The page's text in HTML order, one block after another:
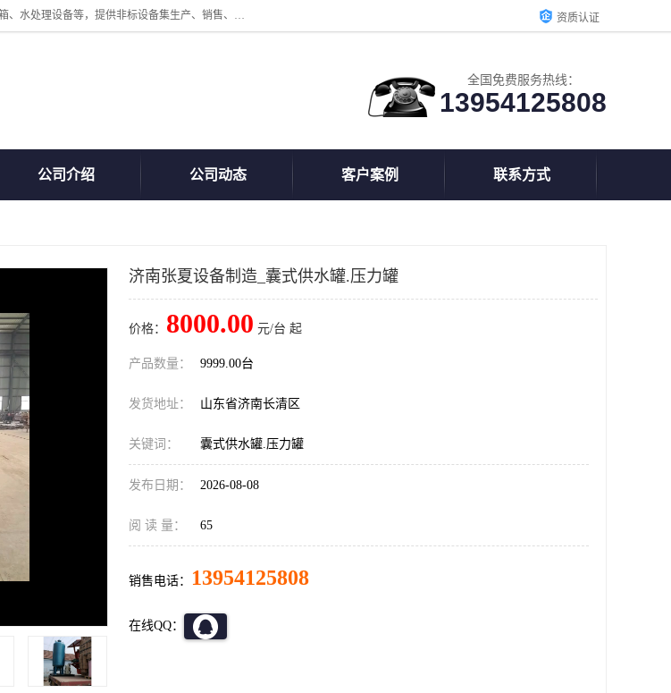
公司主营换热器.换热设备、供水设备，核心产品涵盖：管壳式换热器、换热机组、不锈钢组合式水箱、水处理设备等，提供非标设备集生产、销售、安装一体化服务，可满足全国酒店、学校、医院、商业综合体、工业项目等多场景换热与供水需求。 资质认证
全国免费服务热线：
13954125808
公司介绍 公司动态 客户案例 联系方式
济南张夏设备制造_囊式供水罐.压力罐
价格： 8000.00 元/台 起
产品数量： 9999.00台
发货地址： 山东省济南长清区
关键词： 囊式供水罐.压力罐
发布日期： 2026-08-08
阅 读 量： 65
销售电话： 13954125808
在线QQ：